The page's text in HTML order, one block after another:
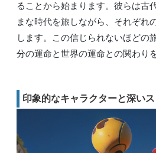
ることから始まります。彼らは古
まな時代を旅しながら、それぞれ
します。この信じられないほどの
分の運命と世界の運命との関わり
印象的なキャラクターと深い